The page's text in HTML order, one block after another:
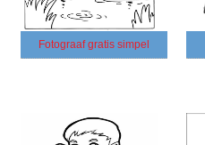
Fotograaf gratis simpel